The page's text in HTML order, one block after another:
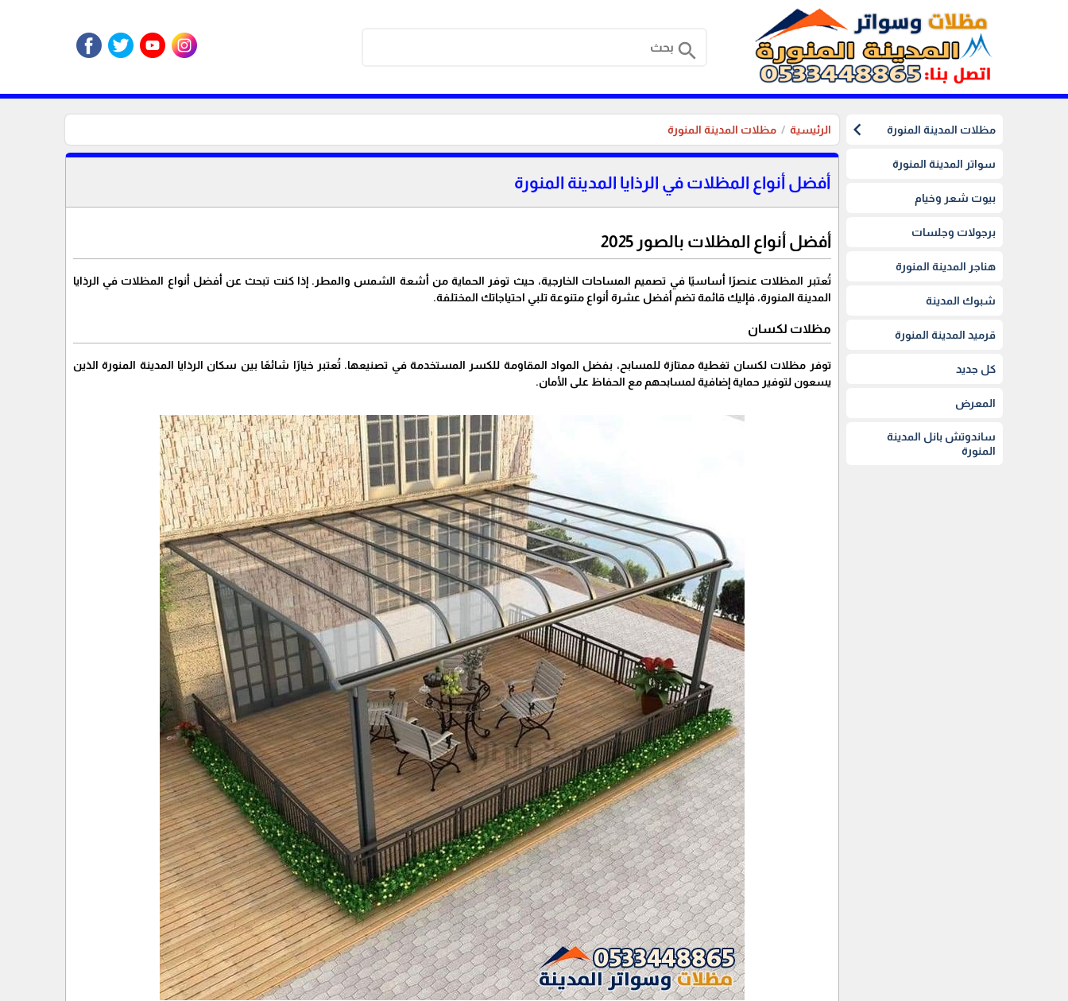
search
مظلات المدينة المنورة chevron_left
سواتر المدينة المنورة
بيوت شعر وخيام
برجولات وجلسات
هناجر المدينة المنورة
شبوك المدينة
قرميد المدينة المنورة
كل جديد
المعرض
ساندوتش بانل المدينة
المنورة
الرئيسية مظلات المدينة المنورة
أفضل أنواع المظلات في الرذايا المدينة المنورة
أفضل أنواع المظلات بالصور 2025
تُعتبر المظلات عنصرًا أساسيًا في تصميم المساحات الخارجية، حيث توفر الحماية من أشعة الشمس والمطر. إذا كنت تبحث عن أفضل أنواع المظلات في الرذايا
المدينة المنورة، فإليك قائمة تضم أفضل عشرة أنواع متنوعة تلبي احتياجاتك المختلفة.
مظلات لكسان
توفر مظلات لكسان تغطية ممتازة للمسابح، بفضل المواد المقاومة للكسر المستخدمة في تصنيعها. تُعتبر خيارًا شائعًا بين سكان الرذايا المدينة المنورة الذين
يسعون لتوفير حماية إضافية لمسابحهم مع الحفاظ على الأمان.